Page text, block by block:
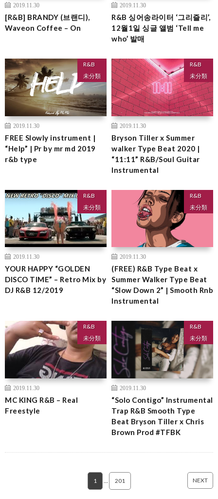
2019.11.30
[R&B] BRANDY (브랜디),
Waveon Coffee – On
2019.11.30
R&B 싱어송라이터 ‘그리즐리’,
12월1일 싱글 앨범 ‘Tell me
who’ 발매
R&B
未分類
2019.11.30
FREE Slowly instrument |
“Help” | Pr by mr md 2019
r&b type
R&B
未分類
2019.11.30
Bryson Tiller x Summer
walker Type Beat 2020 |
“11:11” R&B/Soul Guitar
Instrumental
R&B
未分類
2019.11.30
YOUR HAPPY “GOLDEN
DISCO TIME” – Retro Mix by
DJ R&B 12/2019
R&B
未分類
2019.11.30
(FREE) R&B Type Beat x
Summer Walker Type Beat
“Slow Down 2” | Smooth Rnb
Instrumental
R&B
未分類
2019.11.30
MC KING R&B – Real
Freestyle
R&B
未分類
2019.11.30
“Solo Contigo” Instrumental
Trap R&B Smooth Type
Beat Bryson Tiller x Chris
Brown Prod #TFBK
1 201 NEXT